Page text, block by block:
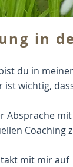
in
du in
wichtig,
Absprache
Coaching
mit mir auf